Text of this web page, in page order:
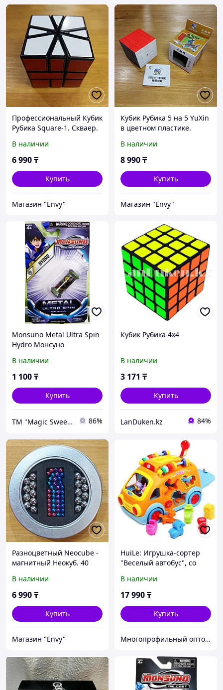
Профессиональный Кубик
Рубика Square-1. Скваер.
Подарок.
В наличии
6 990₸
Купить
Магазин "Envy"
Кубик Рубика 5 на 5 YuXin
в цветном пластике.
Подарок 5*5*5
В наличии
8 990₸
Купить
Магазин "Envy"
Monsuno Metal Ultra Spin
Hydro Монсуно
В наличии
1 100₸
Купить
ТМ "Magic Sweets&Toys&Games" 86%
Кубик Рубика 4х4
В наличии
3 171 ₸
Купить
LanDuken.kz 84%
Разноцветный Neocube -
магнитный Неокуб. 40
шариков. Головоломка.
Конструктор. Антистресс.
В наличии
6 990₸
Купить
Магазин "Envy"
HuiLe: Игрушка-сортер
"Веселый автобус", со
В наличии
17 990₸
Купить
Многопрофильный оптово розничный интернет магазин - G-sea.kz